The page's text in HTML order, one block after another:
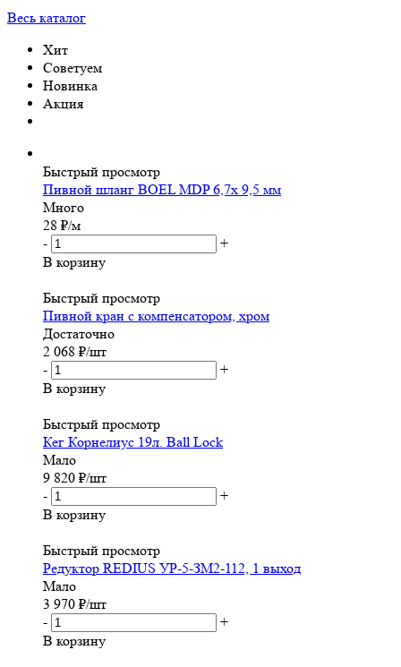
Весь каталог
Хит
Советуем
Новинка
Акция
Быстрый просмотр
Пивной шланг BOEL MDP 6,7х 9,5 мм
Много
28 ₽/м
-
+
В корзину
Быстрый просмотр
Пивной кран с компенсатором, хром
Достаточно
2 068 ₽/шт
-
+
В корзину
Быстрый просмотр
Кег Корнелиус 19л. Ball Lock
Мало
9 820 ₽/шт
-
+
В корзину
Быстрый просмотр
Редуктор REDIUS УР-5-ЗМ2-112, 1 выход
Мало
3 970 ₽/шт
-
+
В корзину